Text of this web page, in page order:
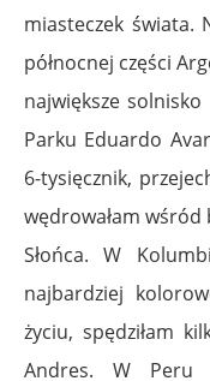
miasteczek świata.
północnej części
największe
Parku Eduardo
6-tysięcznik,
wędrowałam
Słońca. W
najbardziej
życiu, spędziłam
Andres. W Peru